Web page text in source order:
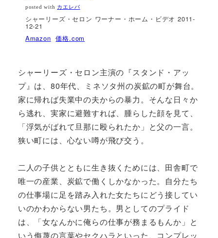
posted with カエレバ
シャーリーズ・セロン ワーナー・ホーム・ビデオ 2011-
12-21
Amazon 価格.com
シャーリーズ・セロン主演の『スタンド・アッ
プ』は、80年代、ミネソタ州の炭鉱の町が舞台。
家に帰れば失業中の夫からの暴力。そんな日々か
ら逃れ、実家に避難すれば、腫らした顔を見て、
「浮気がばれて旦那に殴られたか」と父の一言。
狭い町には、心ない噂が飛び交う。
二人の子供とともに生き抜くためには、田舎町で
唯一の産業、炭鉱で働くしかなかった。自分たち
の仕事場に足を踏み入れた女たちにどう接してい
いのかわからない男たち。男としてのプライド
は、「女なんかに俺らの仕事が務まるもんか」と
いう侮蔑の言葉やセクハラといった、コンプレッ